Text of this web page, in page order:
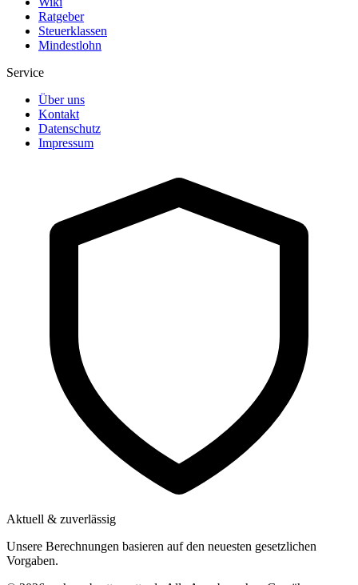
Ratgeber
Steuerklassen
Mindestlohn
Service
Über uns
Kontakt
Datenschutz
Impressum
Aktuell & zuverlässig
Unsere Berechnungen basieren auf den neuesten gesetzlichen
Vorgaben.